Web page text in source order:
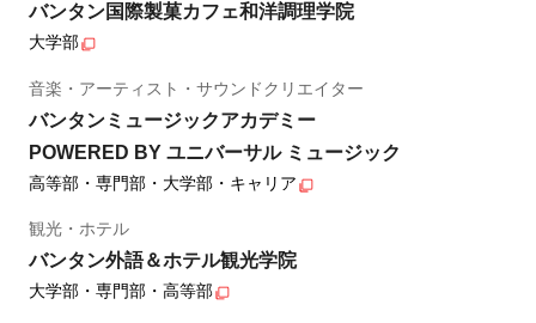
バンタン国際製菓カフェ和洋調理学院
大学部
音楽・アーティスト・サウンドクリエイター
バンタンミュージックアカデミー
POWERED BY ユニバーサル ミュージック
高等部・専門部・大学部・キャリア
観光・ホテル
バンタン外語＆ホテル観光学院
大学部・専門部・高等部